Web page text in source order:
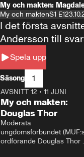
My och makten:
My och maktenS1 E1
Spela upp
I det första
Andersson till
Säsong 1
AVSNITT 12 • 11 JUNI
My och makten:
Douglas Thor
Moderata
ungdomsförbundet
ordförande Douglas Thor